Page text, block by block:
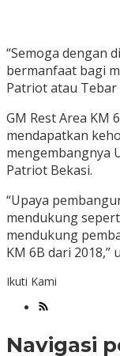
“Semoga dengan
bermanfaat bagi
Patriot atau Tebar
GM Rest Area KM
mendapatkan
mengembangnya
Patriot Bekasi.
“Upaya
mendukung
mendukung
KM 6B dari 2018,”
Ikuti Kami
Navigasi